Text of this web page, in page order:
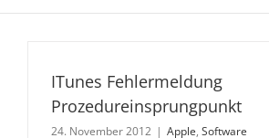
ITunes Fehlermeldung
Prozedureinsprungpunkt
24. November 2012 | Apple, Software